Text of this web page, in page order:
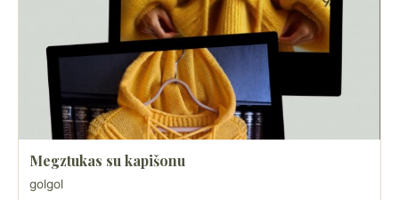
Megztukas su kapišonu
golgol